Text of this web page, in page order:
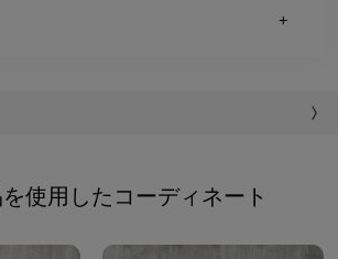
使用したコーディネート